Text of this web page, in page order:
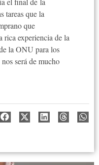
tareas que la
que
rica experiencia de la
la ONU para los
será de mucho